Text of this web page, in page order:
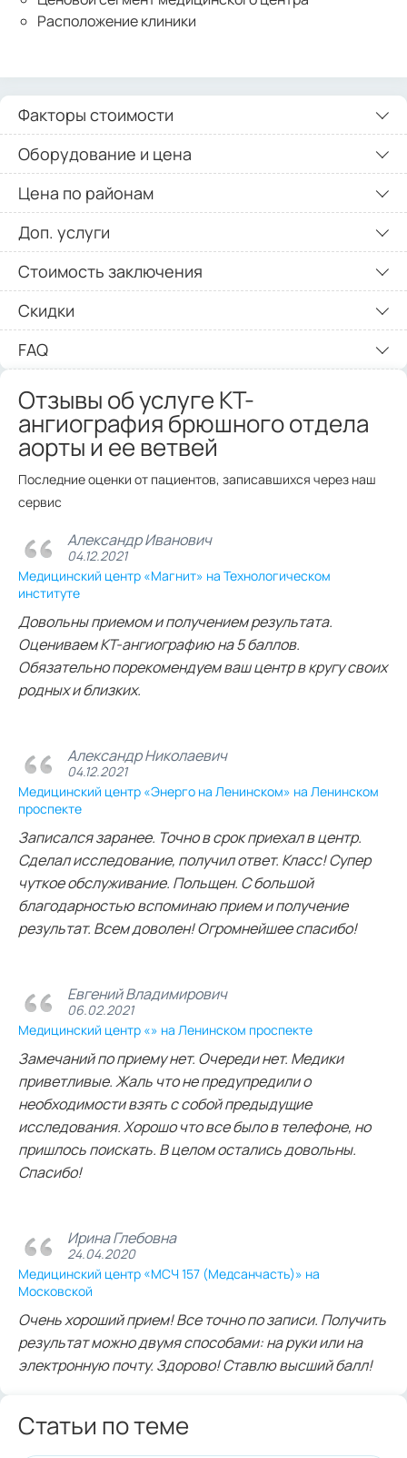
Расположение клиники
Факторы стоимости
Оборудование и цена
Цена по районам
Доп. услуги
Стоимость заключения
Скидки
FAQ
Отзывы об услуге КТ-
ангиография брюшного отдела
аорты и ее ветвей
Последние оценки от пациентов, записавшихся через наш
сервис
Александр Иванович
04.12.2021
Медицинский центр «Магнит» на Технологическом
институте
Довольны приемом и получением результата.
Оцениваем КТ-ангиографию на 5 баллов.
Обязательно порекомендуем ваш центр в кругу своих
родных и близких.
Александр Николаевич
04.12.2021
Медицинский центр «Энерго на Ленинском» на Ленинском
проспекте
Записался заранее. Точно в срок приехал в центр.
Сделал исследование, получил ответ. Класс! Супер
чуткое обслуживание. Польщен. С большой
благодарностью вспоминаю прием и получение
результат. Всем доволен! Огромнейшее спасибо!
Евгений Владимирович
06.02.2021
Медицинский центр «» на Ленинском проспекте
Замечаний по приему нет. Очереди нет. Медики
приветливые. Жаль что не предупредили о
необходимости взять с собой предыдущие
исследования. Хорошо что все было в телефоне, но
пришлось поискать. В целом остались довольны.
Спасибо!
Ирина Глебовна
24.04.2020
Медицинский центр «МСЧ 157 (Медсанчасть)» на
Московской
Очень хороший прием! Все точно по записи. Получить
результат можно двумя способами: на руки или на
электронную почту. Здорово! Ставлю высший балл!
Статьи по теме